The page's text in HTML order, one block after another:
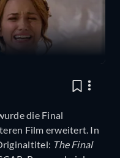
die Final
Film erweitert. In
The Final